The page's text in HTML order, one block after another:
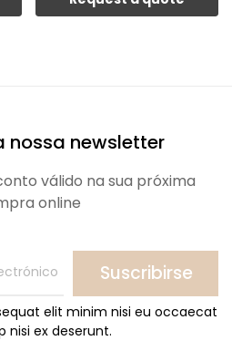
nossa newsletter
válido na sua próxima
online
Suscribirse
elit minim nisi eu occaecat
nisi ex deserunt.